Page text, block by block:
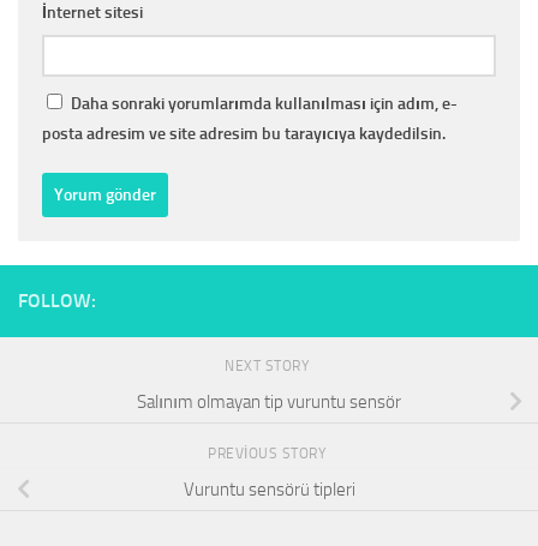
İnternet sitesi
Daha sonraki yorumlarımda kullanılması için adım, e-
posta adresim ve site adresim bu tarayıcıya kaydedilsin.
FOLLOW:
NEXT STORY
Salınım olmayan tip vuruntu sensör
PREVIOUS STORY
Vuruntu sensörü tipleri